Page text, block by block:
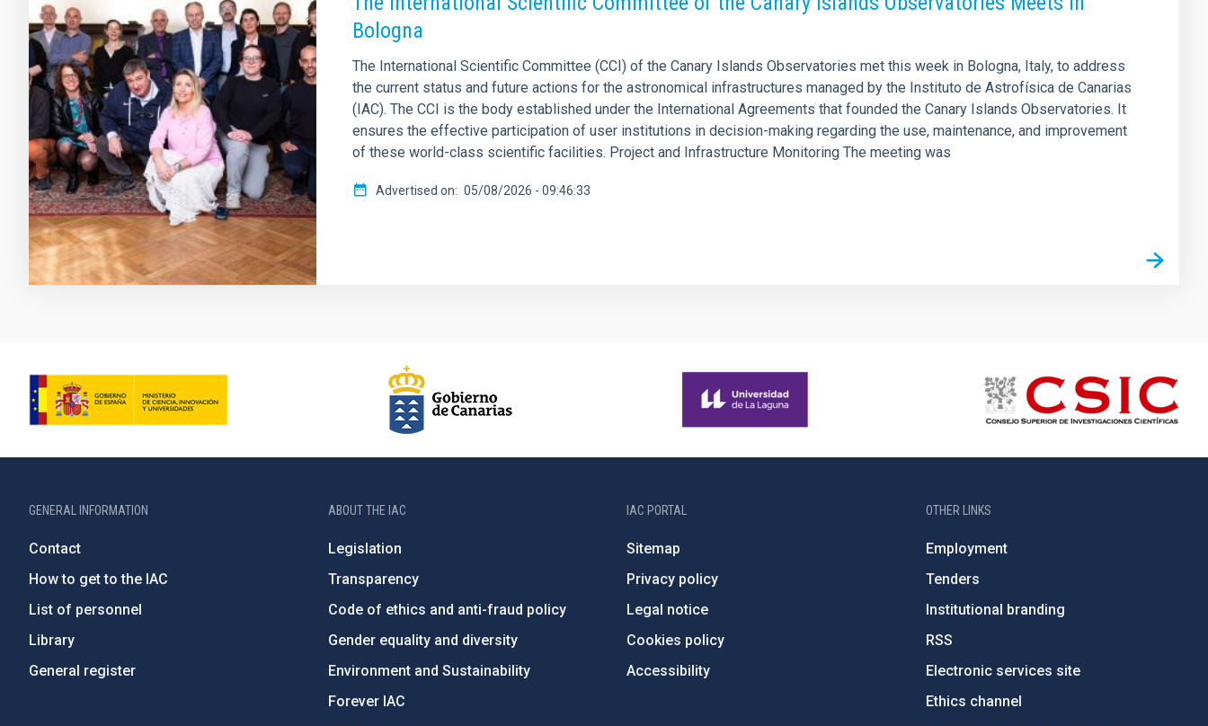
Bologna
The International Scientific Committee (CCI) of the Canary Islands Observatories met this week in Bologna, Italy, to address
the current status and future actions for the astronomical infrastructures managed by the Instituto de Astrofísica de Canarias
(IAC). The CCI is the body established under the International Agreements that founded the Canary Islands Observatories. It
ensures the effective participation of user institutions in decision-making regarding the use, maintenance, and improvement
of these world-class scientific facilities. Project and Infrastructure Monitoring The meeting was
Advertised on 05/08/2026 - 09:46:33
GENERAL INFORMATION
Contact
How to get to the IAC
List of personnel
Library
General register
ABOUT THE IAC
Legislation
Transparency
Code of ethics and anti-fraud policy
Gender equality and diversity
Environment and Sustainability
Forever IAC
IAC PORTAL
Sitemap
Privacy policy
Legal notice
Cookies policy
Accessibility
OTHER LINKS
Employment
Tenders
Institutional branding
RSS
Electronic services site
Ethics channel